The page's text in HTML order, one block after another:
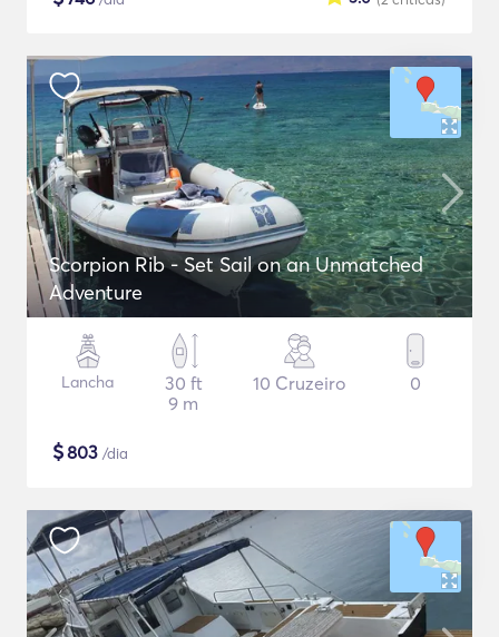
Scorpion Rib - Set Sail on an Unmatched
Adventure
Lancha
30 ft
9 m
10 Cruzeiro 0
$803 /dia